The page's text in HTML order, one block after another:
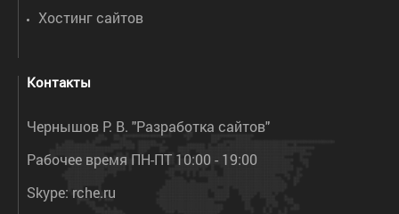
Хостинг сайтов
Контакты
Чернышов Р. В. "Разработка сайтов"
Рабочее время ПН-ПТ 10:00 - 19:00
Skype: rche.ru